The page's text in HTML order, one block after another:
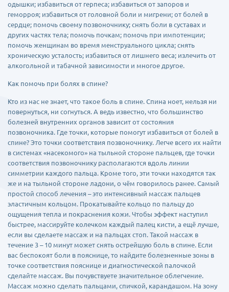
одышки; избавиться от герпеса; избавиться от запоров и
геморроя; избавиться от головной боли и мигрени; от болей в
сердце; помочь своему позвоночнику; снять боли в суставах и
других частях тела; помочь почкам; помочь при импотенции;
помочь женщинам во время менструального цикла; снять
хроническую усталость; избавиться от лишнего веса; излечить от
алкогольной и табачной зависимости и многое другое.
Как помочь при болях в спине?
Кто из нас не знает, что такое боль в спине. Спина ноет, нельзя ни
повернуться, ни согнуться. А ведь известно, что большинство
болезней внутренних органов зависит от состояния
позвоночника. Где точки, которые помогут избавиться от болей в
спине? Это точки соответствия позвоночнику. Легче всего их найти
в системах «насекомого» на тыльной стороне пальцев, где точки
соответствия позвоночнику располагаются вдоль линии
симметрии каждого пальца. Кроме того, эти точки находятся так
же и на тыльной стороне ладони, о чём говорилось ранее. Самый
простой способ лечения – это интенсивный массаж пальцев
эластичным кольцом. Прокатывайте кольцо по пальцу до
ощущения тепла и покраснения кожи. Чтобы эффект наступил
быстрее, массируйте колечком каждый палец кисти, а ещё лучше,
если вы сделаете массаж и на пальцах стоп. Такой массаж в
течение 3 – 10 минут может снять острейшую боль в спине. Если
вас беспокоят боли в пояснице, то найдите болезненные зоны в
точке соответствия пояснице и диагностической палочкой
сделайте массаж. Вы почувствуете значительное облегчение.
Массаж можно сделать пальцами, спичкой, карандашом. На зону